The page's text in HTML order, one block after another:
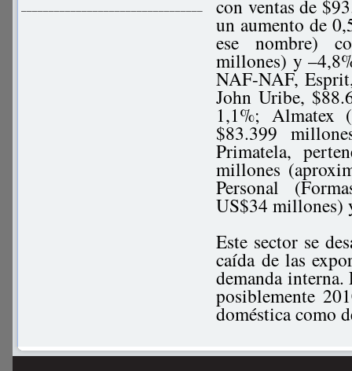
–––––––––––––––––––––––––––––––––
con ventas de
un aumento de
ese nombre)
millones) y
NAF-NAF,
John Uribe,
1,1%; Almatex
$83.399
Primatela,
millones
Personal
US$34 millones)
Este sector se
caída de las
demanda interna.
posiblemente
doméstica como